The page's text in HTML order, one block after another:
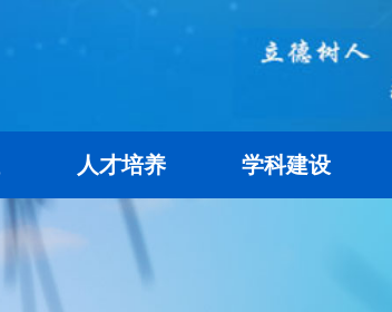
人才培养 学科建设